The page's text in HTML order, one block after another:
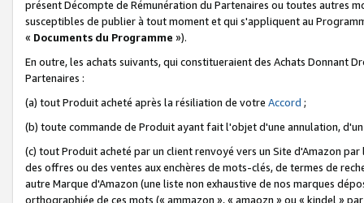
présent Décompte de Rémunération du Partenaires ou toutes autres
susceptibles de publier à tout moment et qui s'appliquent au
« Documents du Programme »).
En outre, les achats suivants, qui constitueraient des Achats Donnant
Partenaires :
(a) tout Produit acheté après la résiliation de votre Accord ;
(b) toute commande de Produit ayant fait l'objet d'une annulation,
(c) tout Produit acheté par un client renvoyé vers un Site d'Amazon
des offres ou des ventes aux enchères de mots-clés, de termes de
autre Marque d'Amazon (une liste non exhaustive de nos marques
orthographiée de ces mots (« ammazon », « amaozn » ou « kindel »